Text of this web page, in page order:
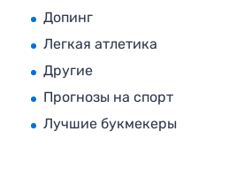
Допинг
Легкая атлетика
Другие
Прогнозы на спорт
Лучшие букмекеры